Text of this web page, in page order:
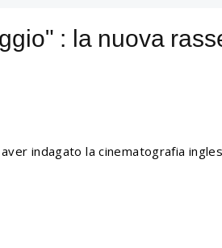
: la nuova
indagato la cinematografia